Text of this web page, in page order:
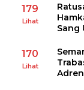
179
Lihat
Sang
170
Lihat